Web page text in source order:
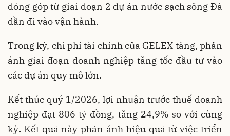
đóng góp từ giai đoạn 2 dự án nước sạch sông Đà
dần đi vào vận hành.
Trong kỳ, chi phí tài chính của GELEX tăng, phản
ánh giai đoạn doanh nghiệp tăng tốc đầu tư vào
các dự án quy mô lớn.
Kết thúc quý 1/2026, lợi nhuận trước thuế doanh
nghiệp đạt 806 tỷ đồng, tăng 24,9% so với cùng
kỳ. Kết quả này phản ánh hiệu quả từ việc triển